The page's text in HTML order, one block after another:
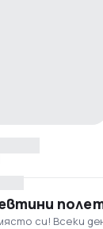
си! Всеки